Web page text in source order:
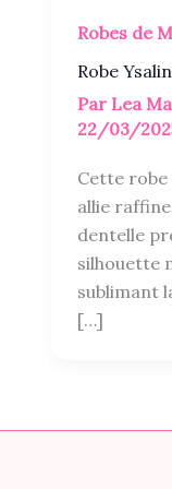
Robes de
Robe
Par Lea
22/03/
Cette
allie
dentelle
silhouette
sublimant
[…]